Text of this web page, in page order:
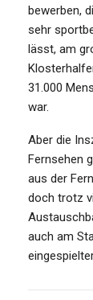
bewerben,
sehr
lässt, am
31.000
war.
Aber die
Fernsehen
aus der
doch trotz
auch am